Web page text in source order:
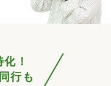
！
行も